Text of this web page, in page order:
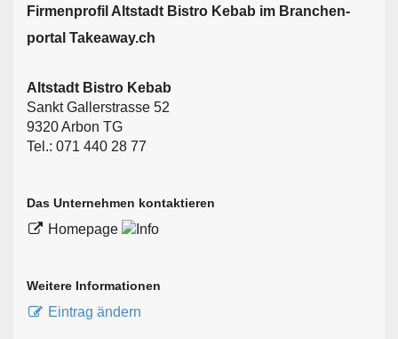
Firmen­profil Altstadt Bistro Kebab im Branchen­
portal Takeaway.ch
Altstadt Bistro Kebab
Sankt Gallerstrasse 52
9320 Arbon TG
Tel.: 071 440 28 77
Das Unternehmen kontaktieren
Homepage
Weitere Informationen
Eintrag ändern